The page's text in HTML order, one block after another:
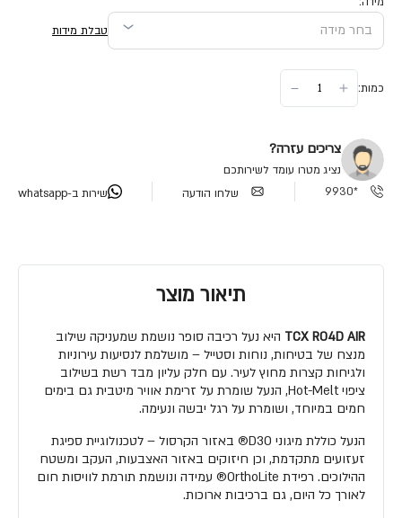
טבלת מידות
כמות:
צריכים עזרה?
נציג מטרו עומד לשירותכם
*9930
שלחו הודעה שירות ב-whatsapp
תיאור מוצר
TCX R04D AIR היא נעל רכיבה סופר נושמת שמעניקה שילוב
מנצח של בטיחות, נוחות וסטייל – מושלמת לנסיעות עירוניות
ולגיחות קצרות מחוץ לעיר. עם חלק עליון מבד רשת בשילוב
ציפוי Hot-Melt, הנעל שומרת על זרימת אוויר מיטבית גם בימים
חמים במיוחד, ושומרת על רגל יבשה ונעימה.
הנעל כוללת מיגוני D3O® באזור הקרסול – לטכנולוגיית ספיגת
זעזועים מתקדמת, וכן חיזוקים באזור האצבעות, העקב ומשטח
ההילוכים. רפידת OrthoLite® עמידה ונושמת תורמת לוויסות חום
לאורך כל היום, גם ברכיבות ארוכות.